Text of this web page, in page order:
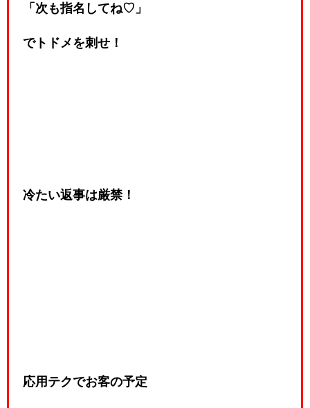
「次も指名してね♡」
でトドメを刺せ！
冷たい返事は厳禁！
応用テクでお客の予定